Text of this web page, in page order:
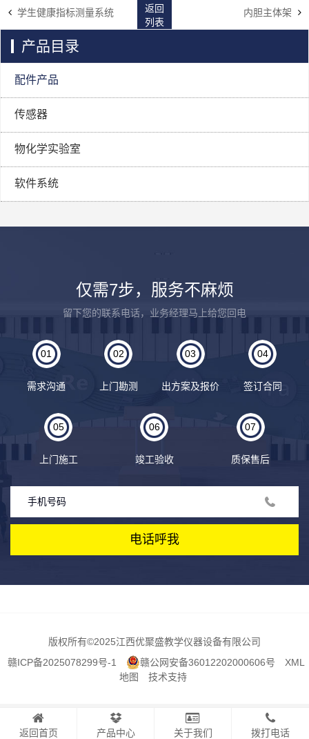
学生健康指标测量系统
返回
列表
内胆主体架
产品目录
配件产品
传感器
物化学实验室
软件系统
仅需7步，服务不麻烦
留下您的联系电话，业务经理马上给您回电
01
需求沟通
02
上门勘测
03
出方案及报价
04
签订合同
05
上门施工
06
竣工验收
07
质保售后
电话呼我
版权所有©2025江西优聚盛教学仪器设备有限公司
赣ICP备2025078299号-1
赣公网安备36012202000606号
XML
地图
技术支持
返回首页 产品中心 关于我们 拨打电话